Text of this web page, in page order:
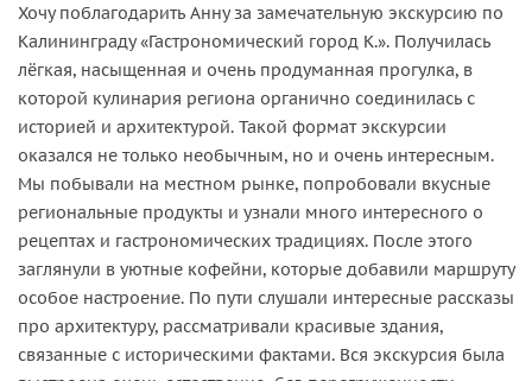
Хочу поблагодарить Анну за замечательную экскурсию по
Калининграду «Гастрономический город К.». Получилась
лёгкая, насыщенная и очень продуманная прогулка, в
которой кулинария региона органично соединилась с
историей и архитектурой. Такой формат экскурсии
оказался не только необычным, но и очень интересным.
Мы побывали на местном рынке, попробовали вкусные
региональные продукты и узнали много интересного о
рецептах и гастрономических традициях. После этого
заглянули в уютные кофейни, которые добавили маршруту
особое настроение. По пути слушали интересные рассказы
про архитектуру, рассматривали красивые здания,
связанные с историческими фактами. Вся экскурсия была